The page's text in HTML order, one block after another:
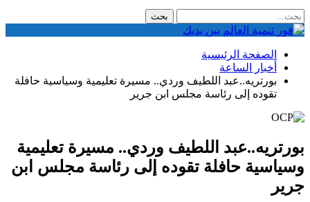
الصفحة الرئيسية
أخبار الساعة
بورتريه..عبد اللطيف وردي.. مسيرة تعليمية وسياسية حافلة
تقوده إلى رئاسة مجلس ابن جرير
بورتريه..عبد اللطيف وردي.. مسيرة تعليمية
وسياسية حافلة تقوده إلى رئاسة مجلس ابن
جرير